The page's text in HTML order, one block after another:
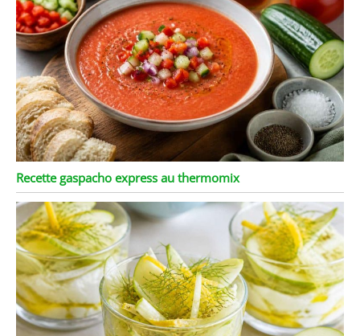
Recette gaspacho express au thermomix